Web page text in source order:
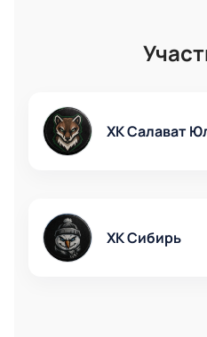
цены и выбрать лучшие
ХК Салават
ХК Сибирь